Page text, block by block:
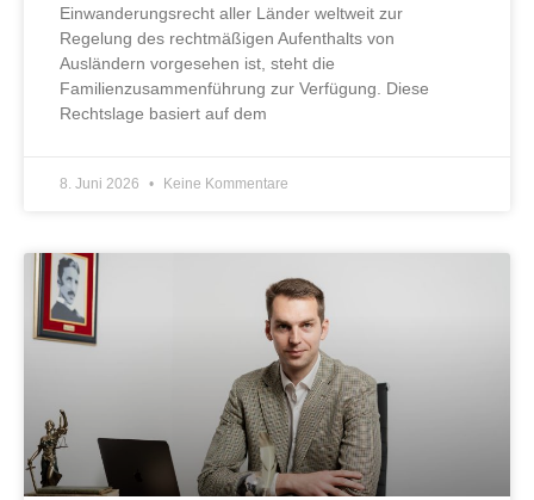
Einwanderungsrecht aller Länder weltweit zur
Regelung des rechtmäßigen Aufenthalts von
Ausländern vorgesehen ist, steht die
Familienzusammenführung zur Verfügung. Diese
Rechtslage basiert auf dem
8. Juni 2026 Keine Kommentare